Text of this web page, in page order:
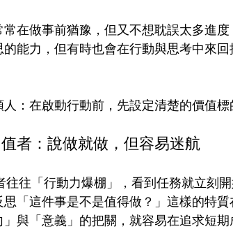
常在做事前猶豫，但又不想耽誤太多進
的能力，但有時也會在行動與思考中來
：在啟動行動前，先設定清楚的價值標
值者：說做就做，但容易迷航
往往「行動力爆棚」，看到任務就立刻
思「這件事是不是值得做？」這樣的特
與「意義」的把關，就容易在追求短期